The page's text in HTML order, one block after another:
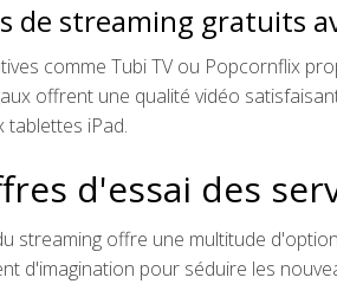
de streaming gratuits
comme Tubi TV ou Popcornflix
offrent une qualité vidéo
tablettes iPad.
d'essai des
streaming offre une multitude
d'imagination pour séduire les